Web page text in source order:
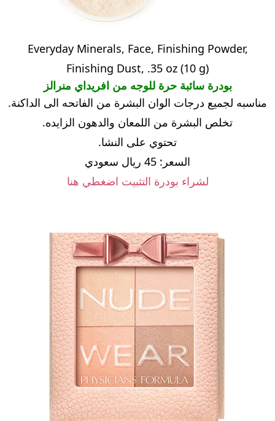
Everyday Minerals, Face, Finishing Powder,
Finishing Dust, .35 oz (10 g)
بودرة سائبة حرة للوجه من افريداي منرالز
مناسبه لجميع درجات الوان البشرة من الفاتحه الى الداكنة.
تخلص البشرة من اللمعان والدهون الزايده.
تحتوي على النشا.
السعر: 45 ريال سعودي
لشراء بودرة التثبيت اضغطي هنا